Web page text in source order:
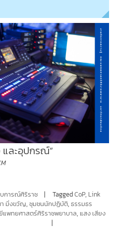
และอุปกรณ์”
การณ์ศิริราช TaggedCoP, Link
มิ่งขวัญ, ชุมชนนักปฏิบัติ, ธรรมธร
แพทยศาสตร์ศิริราชพยาบาล, แสง เสียง